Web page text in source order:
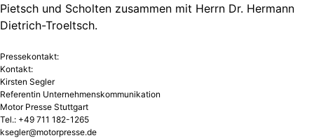
Pietsch und Scholten zusammen mit Herrn Dr. Hermann
Dietrich-Troeltsch.
Pressekontakt:
Kontakt:
Kirsten Segler
Referentin Unternehmenskommunikation
Motor Presse Stuttgart
Tel.: +49 711 182-1265
ksegler@motorpresse.de